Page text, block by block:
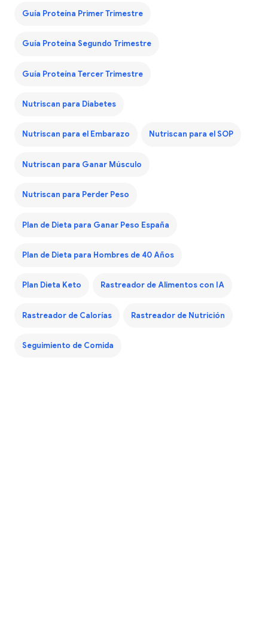
Guía Proteína Primer Trimestre
Guía Proteína Segundo Trimestre
Guía Proteína Tercer Trimestre
Nutriscan para Diabetes
Nutriscan para el Embarazo Nutriscan para el SOP
Nutriscan para Ganar Músculo
Nutriscan para Perder Peso
Plan de Dieta para Ganar Peso España
Plan de Dieta para Hombres de 40 Años
Plan Dieta Keto Rastreador de Alimentos con IA
Rastreador de Calorías Rastreador de Nutrición
Seguimiento de Comida